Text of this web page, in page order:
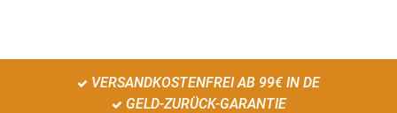
VERSANDKOSTENFREI AB 99€ IN DE
GELD-ZURÜCK-GARANTIE